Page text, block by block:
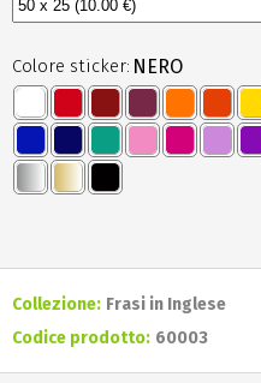
Collezione: Frasi in Inglese
Codice prodotto: 60003
Colore sticker: NERO